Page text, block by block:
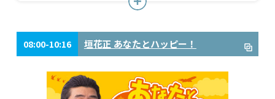
08:00-10:16 垣花正 あなたとハッピー！